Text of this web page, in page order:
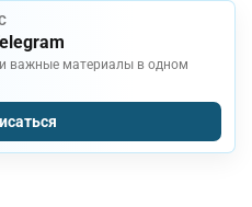
важные материалы в одном